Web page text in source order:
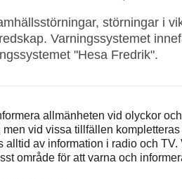
störningar i
Varningssystemet
"Hesa Fredrik".
allmänheten vid olyckor
vid vissa tillfällen
av information i radio och TV.
område för att varna och